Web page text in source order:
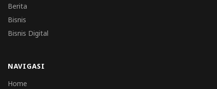
Berita
Bisnis
Bisnis Digital
NAVIGASI
Home